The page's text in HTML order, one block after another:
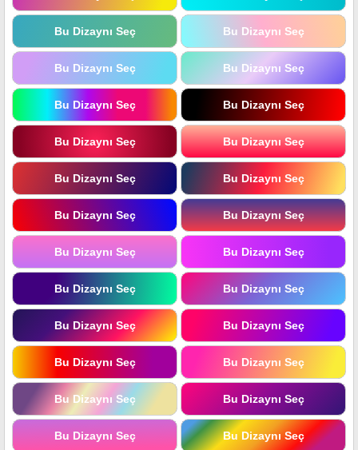
Bu Dizaynı Seç Bu Dizaynı Seç
Bu Dizaynı Seç Bu Dizaynı Seç
Bu Dizaynı Seç Bu Dizaynı Seç
Bu Dizaynı Seç Bu Dizaynı Seç
Bu Dizaynı Seç Bu Dizaynı Seç
Bu Dizaynı Seç Bu Dizaynı Seç
Bu Dizaynı Seç Bu Dizaynı Seç
Bu Dizaynı Seç Bu Dizaynı Seç
Bu Dizaynı Seç Bu Dizaynı Seç
Bu Dizaynı Seç Bu Dizaynı Seç
Bu Dizaynı Seç Bu Dizaynı Seç
Bu Dizaynı Seç Bu Dizaynı Seç